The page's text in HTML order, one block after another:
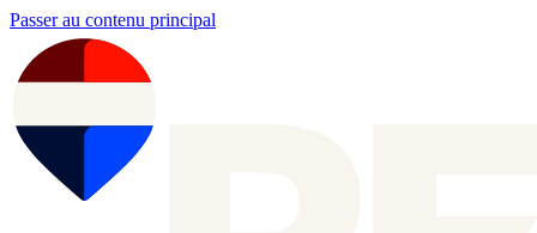
Passer au contenu principal